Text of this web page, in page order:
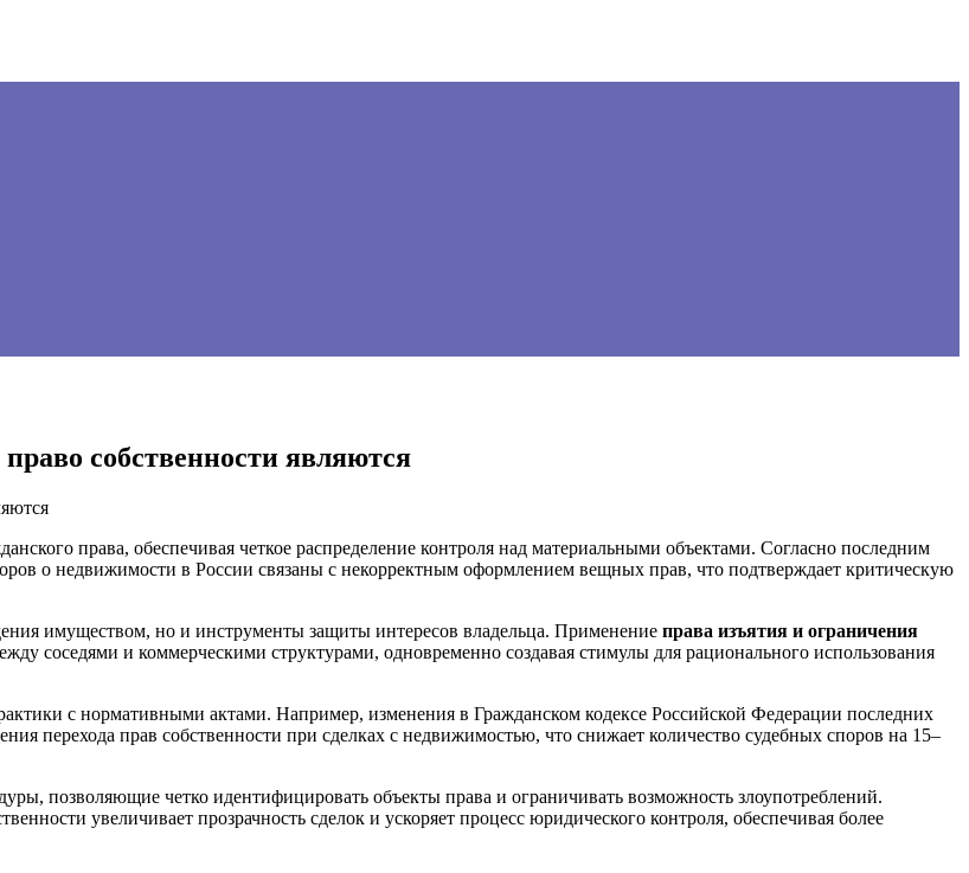
собственности являются
права, обеспечивая четкое распределение контроля над материальными объектами. Согласно последним
о недвижимости в России связаны с некорректным оформлением вещных прав, что подтверждает критическую
имуществом, но и инструменты защиты интересов владельца. Применение права изъятия и ограничения
соседями и коммерческими структурами, одновременно создавая стимулы для рационального использования
с нормативными актами. Например, изменения в Гражданском кодексе Российской Федерации последних
перехода прав собственности при сделках с недвижимостью, что снижает количество судебных споров на 15–
позволяющие четко идентифицировать объекты права и ограничивать возможность злоупотреблений.
увеличивает прозрачность сделок и ускоряет процесс юридического контроля, обеспечивая более